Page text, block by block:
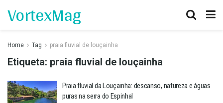
VortexMag
Home Tag praia fluvial de louçainha
Etiqueta: praia fluvial de louçainha
Praia fluvial da Louçainha: descanso, natureza e águas
puras na serra do Espinhal